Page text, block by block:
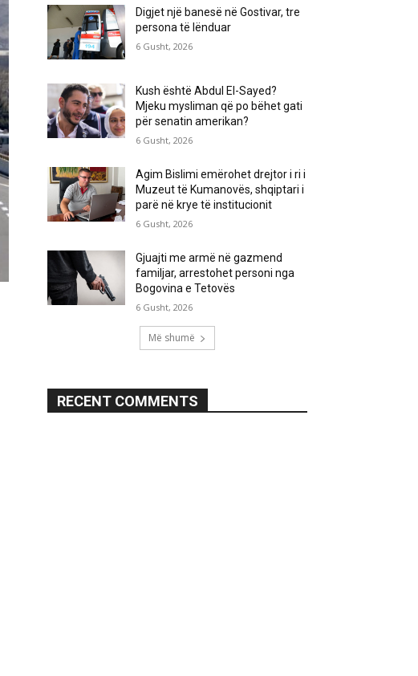
Digjet një banesë në Gostivar, tre
persona të lënduar
6 Gusht, 2026
Kush është Abdul El-Sayed?
Mjeku mysliman që po bëhet gati
për senatin amerikan?
6 Gusht, 2026
Agim Bislimi emërohet drejtor i ri i
Muzeut të Kumanovës, shqiptari i
parë në krye të institucionit
6 Gusht, 2026
Gjuajti me armë në gazmend
familjar, arrestohet personi nga
Bogovina e Tetovës
6 Gusht, 2026
Më shumë
RECENT COMMENTS